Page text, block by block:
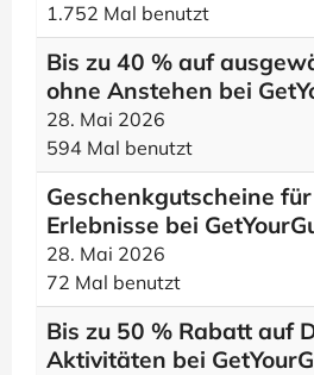
1.752 Mal benutzt
Bis zu 40 % auf
ohne Anstehen bei
28. Mai 2026
594 Mal benutzt
Geschenkgutscheine
Erlebnisse bei
28. Mai 2026
72 Mal benutzt
Bis zu 50 % Rabatt auf
Aktivitäten bei